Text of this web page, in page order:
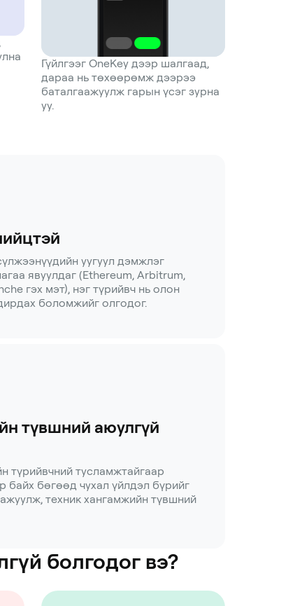
Гүйлгээг OneKey дээр шалгаад,
дараа нь төхөөрөмж дээрээ
баталгаажуулж гарын үсэг зурна
уу.
уугуул дэмжлэг
явуулдаг (Ethereum, Arbitrum,
гэх мэт), нэг түрийвч нь олон
боломжийг олгодог.
түвшний аюулгүй
түрийвчний тусламжтайгаар
байх бөгөөд чухал үйлдэл бүрийг
техник хангамжийн түвшний
болгодог вэ?